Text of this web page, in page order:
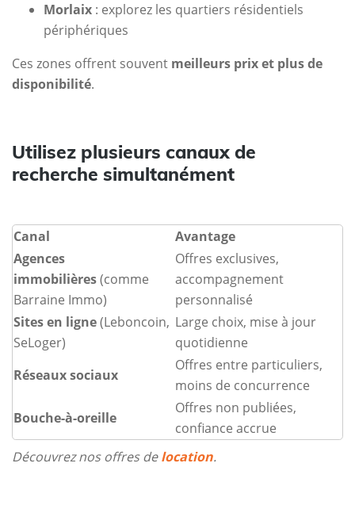
Morlaix : explorez les quartiers résidentiels
périphériques
Ces zones offrent souvent meilleurs prix et plus de
disponibilité.
Utilisez plusieurs canaux de
recherche simultanément
Canal
Avantage
Agences
immobilières(comme
Barraine Immo)
Offres exclusives,
accompagnement
personnalisé
Sites en ligne(Leboncoin,
SeLoger)
Large choix, mise à jour
quotidienne
Réseaux sociaux
Offres entre particuliers,
moins de concurrence
Bouche-à-oreille
Offres non publiées,
confiance accrue
Découvrez nos offres delocation.